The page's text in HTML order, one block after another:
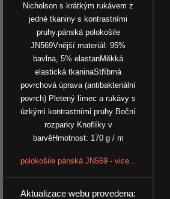
Nicholson s krátkým rukávem z
jedné tkaniny s kontrastními
pruhy.pánská polokošile
JN569Vnější materiál: 95%
bavlna, 5% elastanMěkká
elastická tkaninaStříbrná
povrchová úprava (antibakteriální
povrch) Pletený límec a rukávy s
úzkými kontrastními pruhy Boční
rozparky Knoflíky v
barvěHmotnost: 170 g / m
polokošile pánská JN569 - vice...
Aktualizace webu provedena: